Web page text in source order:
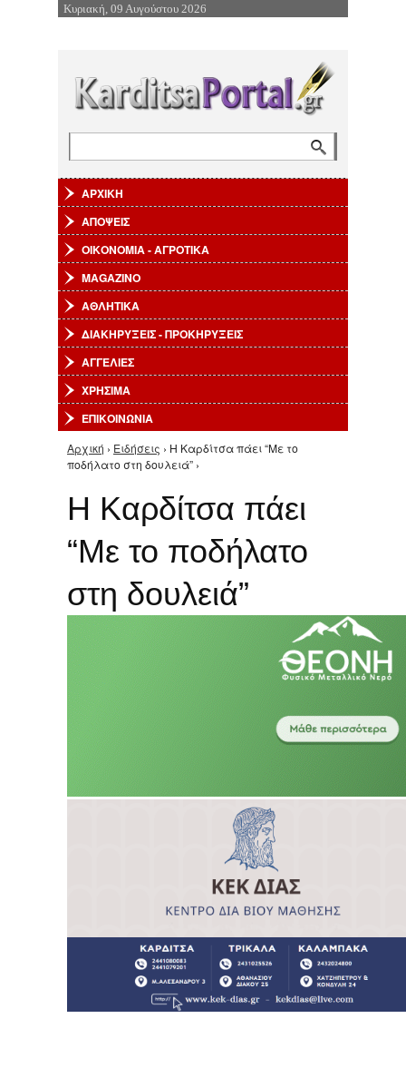
Επιστροφή στην Πλοήγηση
Κυριακή, 09 Αυγούστου 2026
ΑΡΧΙΚΗ
ΑΠΟΨΕΙΣ
ΟΙΚΟΝΟΜΙΑ - ΑΓΡΟΤΙΚΑ
MAGAZINO
ΑΘΛΗΤΙΚΑ
ΔΙΑΚΗΡΥΞΕΙΣ - ΠΡΟΚΗΡΥΞΕΙΣ
ΑΓΓΕΛΙΕΣ
ΧΡΗΣΙΜΑ
ΕΠΙΚΟΙΝΩΝΙΑ
Είστε εδώ
Αρχική › Ειδήσεις › Η Καρδίτσα πάει “Με το
ποδήλατο στη δουλειά” ›
Η Καρδίτσα πάει
“Με το ποδήλατο
στη δουλειά”